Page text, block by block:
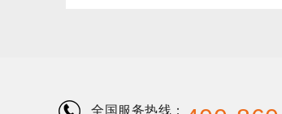
全国服务热线：